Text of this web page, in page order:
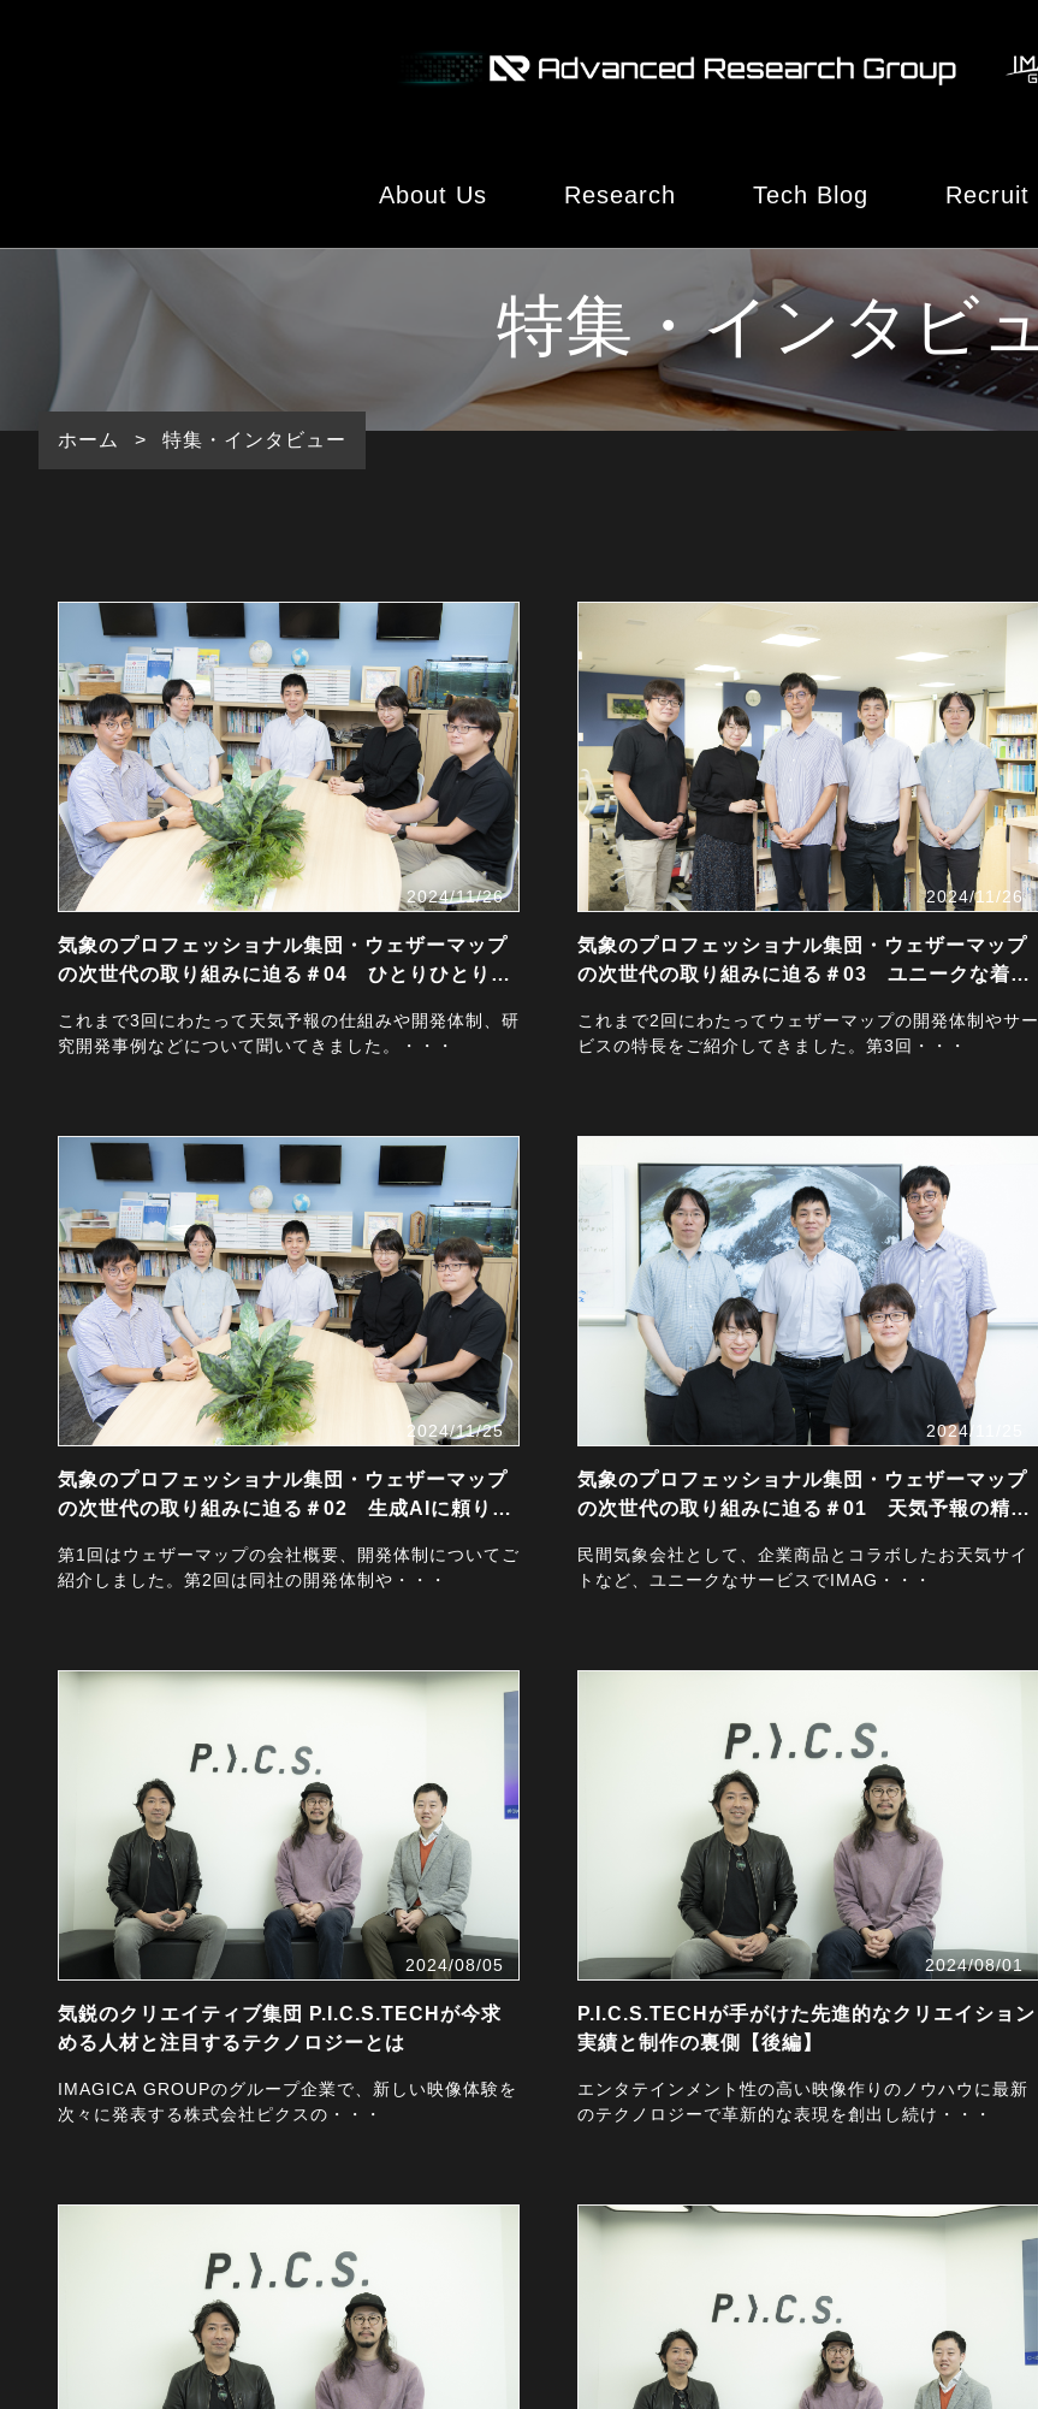
About Us Research Tech Blog
特集・インタビュー
技術ブログ
製品・サービス
Recruit
特集・インタビ
ホーム > 特集・インタビュー
2024/11/26
気象のプロフェッショナル集団・ウェザーマップ
の次世代の取り組みに迫る＃04 ひとりひとりに
これまで3回にわたって天気予報の仕組みや開発体制、研
究開発事例などについて聞いてきました。・・・
2024/11/26
気象のプロフェッショナル集団・ウェザーマップ
の次世代の取り組みに迫る＃03 ユニークな着眼
これまで2回にわたってウェザーマップの開発体制やサー
ビスの特長をご紹介してきました。第3回・・・
2024/11/25
気象のプロフェッショナル集団・ウェザーマップ
の次世代の取り組みに迫る＃02 生成AIに頼りな
第1回はウェザーマップの会社概要、開発体制についてご
紹介しました。第2回は同社の開発体制や・・・
2024/11/25
気象のプロフェッショナル集団・ウェザーマップ
の次世代の取り組みに迫る＃01 天気予報の精度
民間気象会社として、企業商品とコラボしたお天気サイ
トなど、ユニークなサービスでIMAG・・・
2024/08/05
気鋭のクリエイティブ集団 P.I.C.S.TECHが今求
める人材と注目するテクノロジーとは
IMAGICA GROUPのグループ企業で、新しい映像体験を
次々に発表する株式会社ピクスの・・・
2024/08/01
P.I.C.S.TECHが手がけた先進的なクリエイション
実績と制作の裏側【後編】
エンタテインメント性の高い映像作りのノウハウに最新
のテクノロジーで革新的な表現を創出し続け・・・